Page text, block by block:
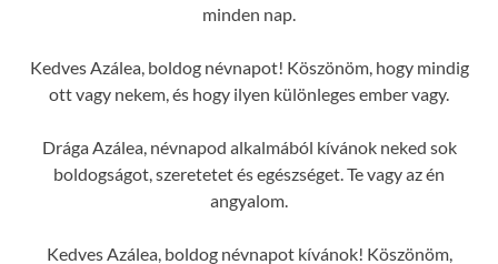
minden nap.
Kedves Azálea, boldog névnapot! Köszönöm, hogy mindig
ott vagy nekem, és hogy ilyen különleges ember vagy.
Drága Azálea, névnapod alkalmából kívánok neked sok
boldogságot, szeretetet és egészséget. Te vagy az én
angyalom.
Kedves Azálea, boldog névnapot kívánok! Köszönöm,